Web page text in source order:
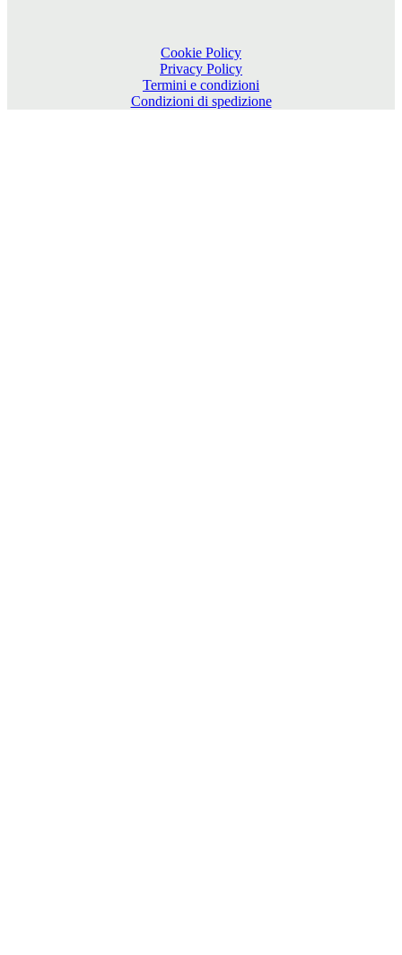
Cookie Policy
Privacy Policy
Termini e condizioni
Condizioni di spedizione